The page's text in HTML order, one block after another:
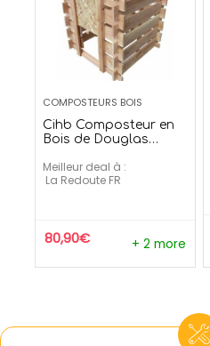
COMPOSTEURS BOIS
Cihb Composteur en
Bois de Douglas
Meilleur deal à :
La Redoute FR
80,90€ + 2 more